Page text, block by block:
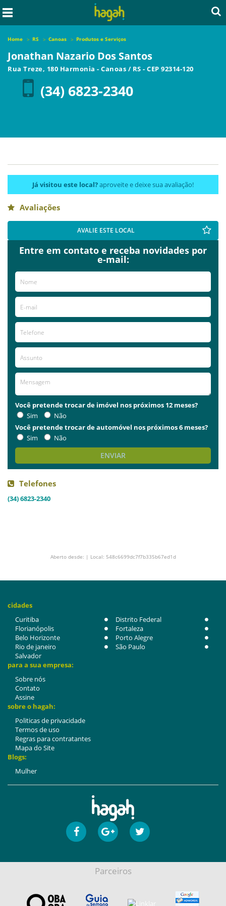
Home RS Canoas Produtos e Serviços
Jonathan Nazario Dos Santos
Rua Treze, 180 Harmonia - Canoas / RS - CEP 92314-120
(34) 6823-2340
Já visitou este local?aproveite e deixe sua avaliação!
Avaliações
AVALIE ESTE LOCAL
Entre em contato e receba novidades por
e-mail:
Você pretende trocar de imóvel nos próximos 12 meses?
Sim
Não
Você pretende trocar de automóvel nos próximos 6 meses?
Sim
Não
ENVIAR
Telefones
(34) 6823-2340
Aberto desde: | Local: 548c6699dc7f7b335b67ed1d
cidades
Curitiba
Distrito Federal
Florianópolis
Fortaleza
Belo Horizonte
Porto Alegre
Rio de janeiro
São Paulo
Salvador
para a sua empresa:
Sobre nós
Contato
Assine
sobre o hagah:
Politicas de privacidade
Termos de uso
Regras para contratantes
Mapa do Site
Blogs:
Mulher
Parceiros